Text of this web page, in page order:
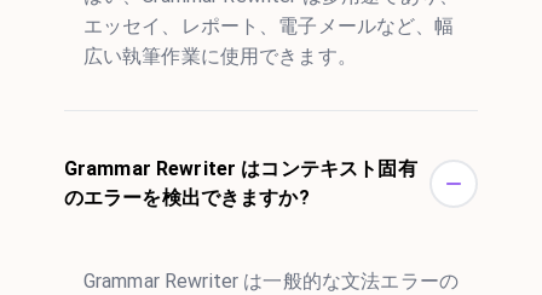
エッセイ、レポート、電子メールなど、幅
広い執筆作業に使用できます。
Grammar Rewriter はコンテキスト固有
のエラーを検出できますか?
Grammar Rewriter は一般的な文法エラーの